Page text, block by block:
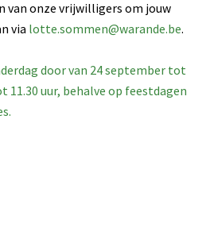
van onze vrijwilligers om jouw
via lotte.sommen@warande.be.
door van 24 september tot
11.30 uur, behalve op feestdagen